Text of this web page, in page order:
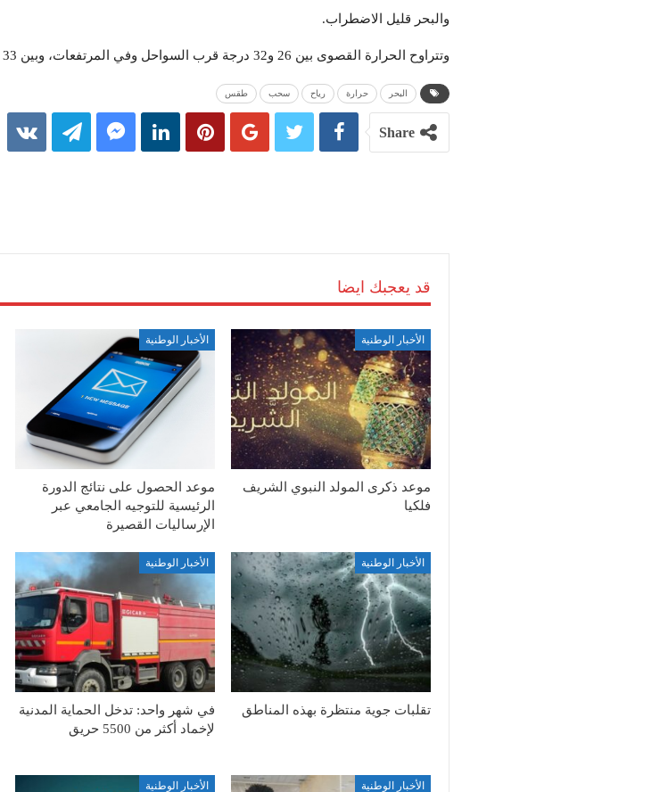
والبحر قليل الاضطراب.
وتتراوح الحرارة القصوى بين 26 و32 درجة قرب السواحل وفي المرتفعات، وبين 33 و37 درجة في بقية المناطق.
البحر حرارة رياح سحب طقس
Share
قد يعجبك ايضا
الأخبار الوطنية
موعد ذكرى المولد النبوي الشريف
فلكيا
الأخبار الوطنية
موعد الحصول على نتائج الدورة
الرئيسية للتوجيه الجامعي عبر
الإرساليات القصيرة
الأخبار الوطنية
تقلبات جوية منتظرة بهذه المناطق
الأخبار الوطنية
في شهر واحد: تدخل الحماية المدنية
لإخماد أكثر من 5500 حريق
الأخبار الوطنية الأخبار الوطنية